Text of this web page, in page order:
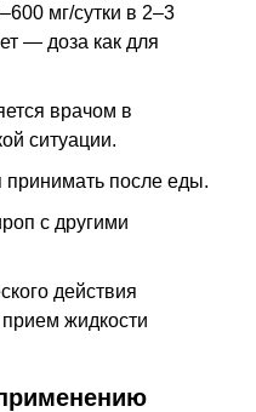
мг/сутки в 2–3
— доза как для
врачом в
ситуации.
принимать после еды.
с другими
действия
жидкости